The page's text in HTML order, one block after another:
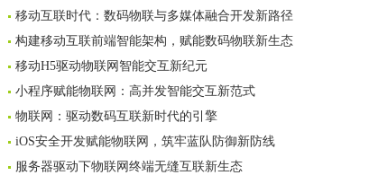
移动互联时代：数码物联与多媒体融合开发新路径
构建移动互联前端智能架构，赋能数码物联新生态
移动H5驱动物联网智能交互新纪元
小程序赋能物联网：高并发智能交互新范式
物联网：驱动数码互联新时代的引擎
iOS安全开发赋能物联网，筑牢蓝队防御新防线
服务器驱动下物联网终端无缝互联新生态